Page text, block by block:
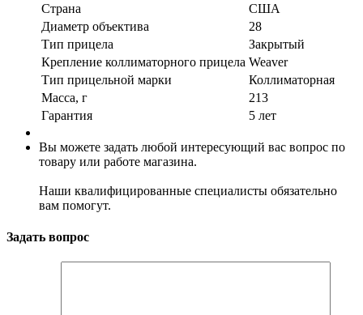
Страна
США
Диаметр объектива
28
Тип прицела
Закрытый
Крепление коллиматорного прицела Weaver
Тип прицельной марки
Коллиматорная
Масса, г
213
Гарантия
5 лет
Вы можете задать любой интересующий вас вопрос по
товару или работе магазина.
Наши квалифицированные специалисты обязательно
вам помогут.
Задать вопрос